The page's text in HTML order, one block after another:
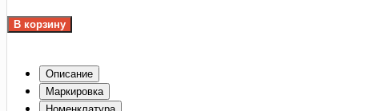
Описание
Маркировка